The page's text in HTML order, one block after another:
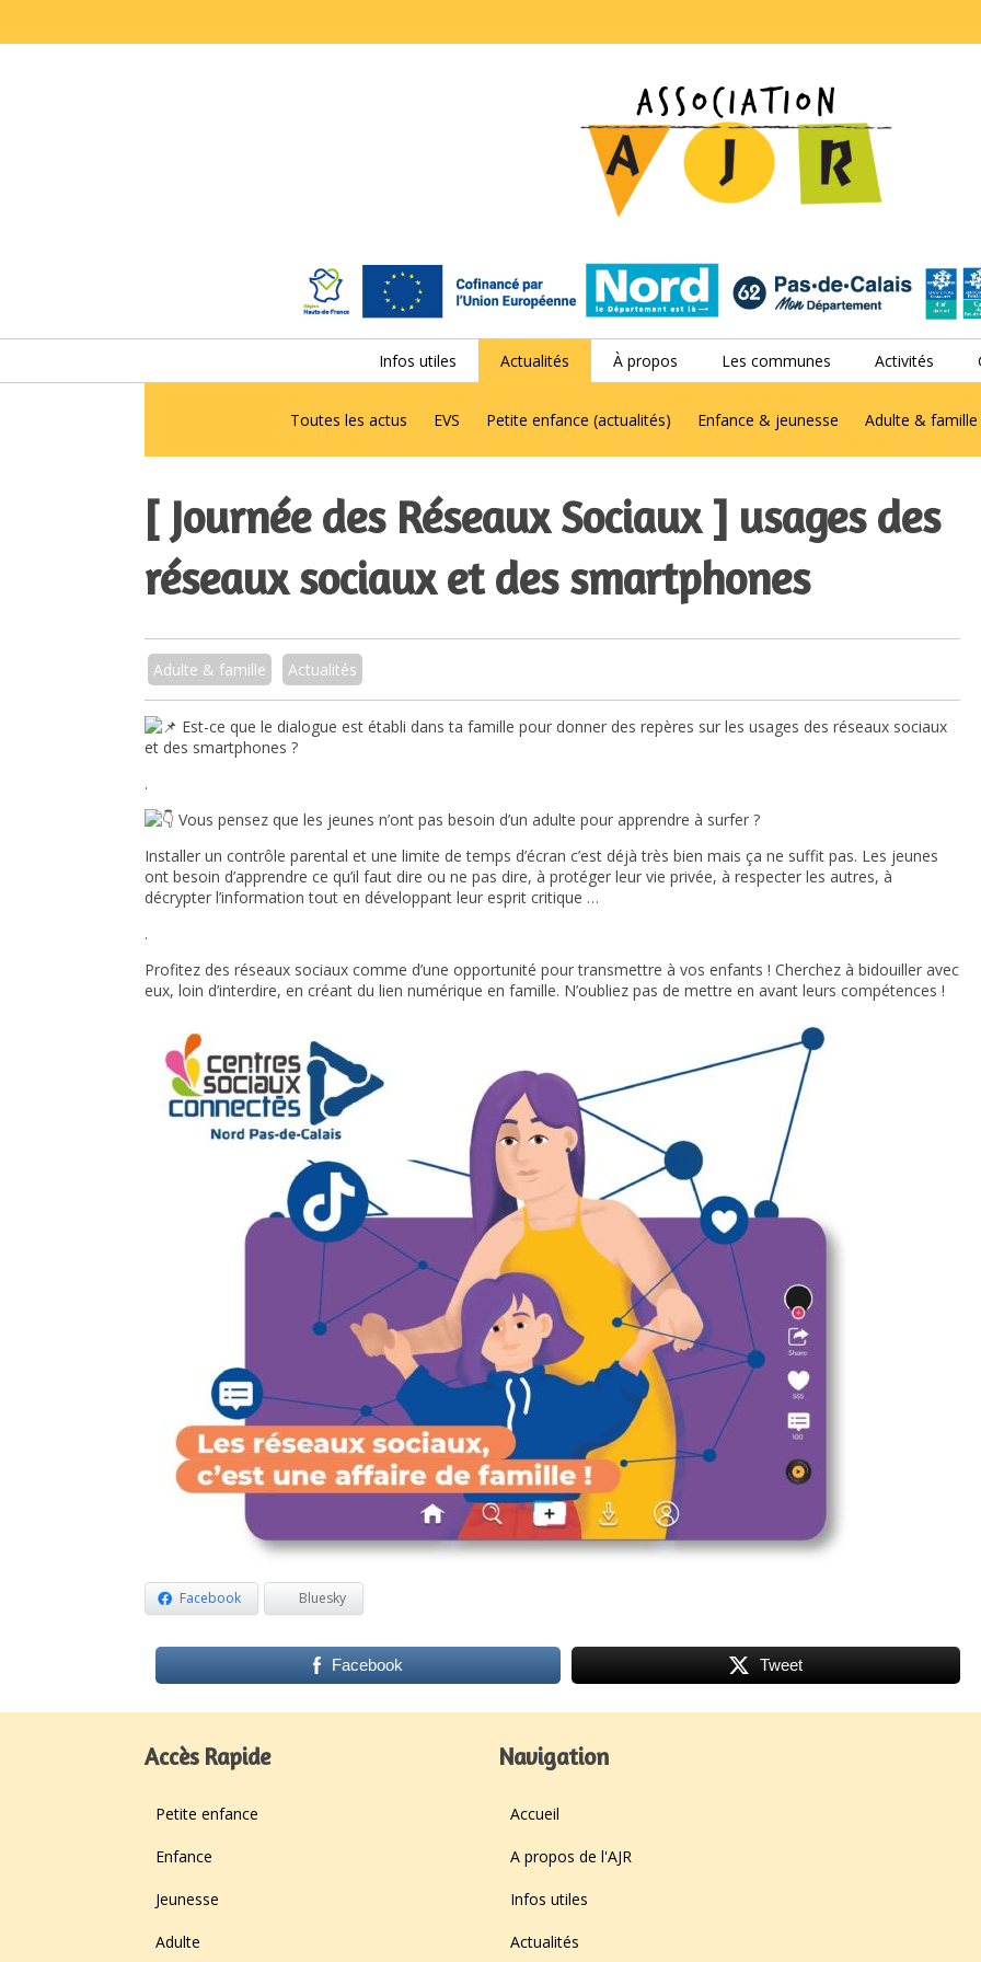
Infos utiles Actualités À propos Les communes Activités
Toutes les actus EVS Petite enfance (actualités) Enfance & jeunesse Adulte & famille
[ Journée des Réseaux Sociaux ] usages des
réseaux sociaux et des smartphones
Adulte & famille Actualités
Est-ce que le dialogue est établi dans ta famille pour donner des repères sur les usages des réseaux sociaux
et des smartphones ?
.
Vous pensez que les jeunes n’ont pas besoin d’un adulte pour apprendre à surfer ?
Installer un contrôle parental et une limite de temps d’écran c’est déjà très bien mais ça ne suffit pas. Les jeunes
ont besoin d’apprendre ce qu’il faut dire ou ne pas dire, à protéger leur vie privée, à respecter les autres, à
décrypter l’information tout en développant leur esprit critique …
.
Profitez des réseaux sociaux comme d’une opportunité pour transmettre à vos enfants ! Cherchez à bidouiller avec
eux, loin d’interdire, en créant du lien numérique en famille. N’oubliez pas de mettre en avant leurs compétences !
Facebook Bluesky
Facebook Tweet
Accès Rapide
Petite enfance
Enfance
Jeunesse
Adulte
Navigation
Accueil
A propos de l'AJR
Infos utiles
Actualités